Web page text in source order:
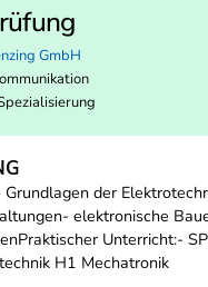
GmbH
der
elektronische
Unterricht:-
H1 Mechatronik